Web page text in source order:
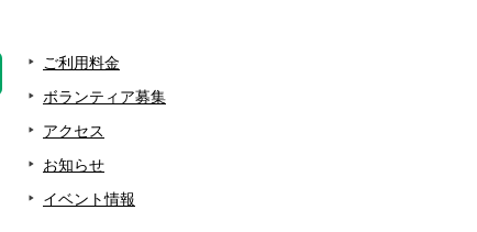
ご利用料金
ボランティア募集
アクセス
お知らせ
イベント情報